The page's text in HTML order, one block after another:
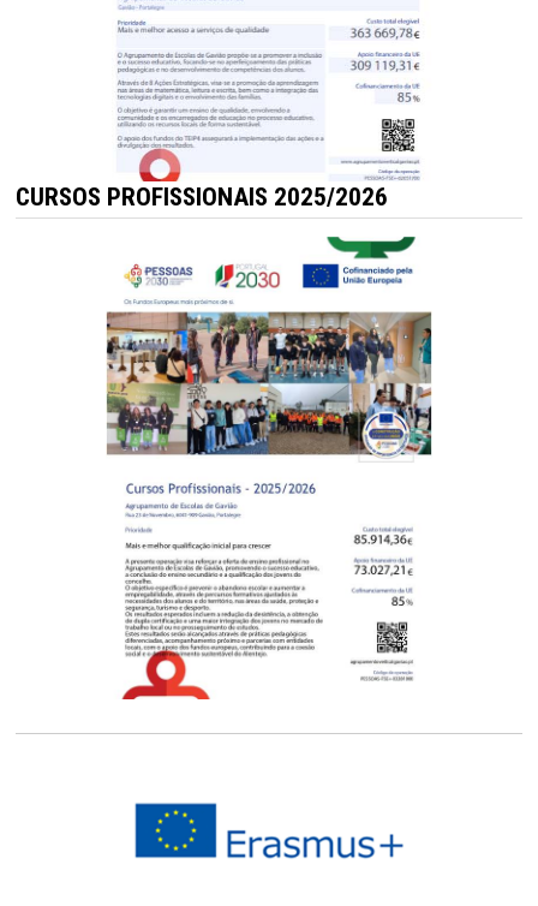
CURSOS PROFISSIONAIS 2025/2026